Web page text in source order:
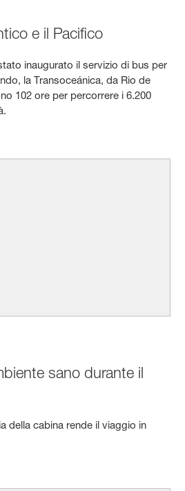
e il Pacifico
inaugurato il servizio di bus per
la Transoceánica, da Rio de
102 ore per percorrere i 6.200
sano durante il
della cabina rende il viaggio in